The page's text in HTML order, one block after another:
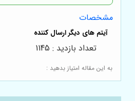
مشخصات
به این مقاله امتیاز بدهید :
تعداد بازدید : 1145